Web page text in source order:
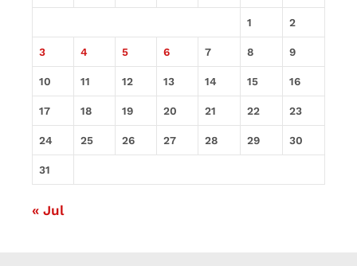
1 2
3 4 5 6 7 8 9
10 11 12 13 14 15 16
17 18 19 20 21 22 23
24 25 26 27 28 29 30
31
« Jul